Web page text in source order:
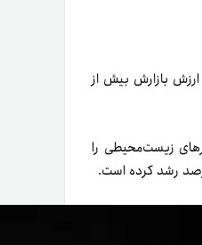
ارزش بازارش بیش از
زیست‌محیطی را